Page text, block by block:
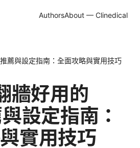
AuthorsAbout — Clinedical
薦與設定指南：全面攻略與實用技巧
牆好用的
設定指南：
實用技巧